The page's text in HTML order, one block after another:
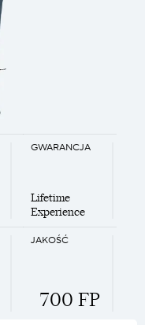
JAKOŚĆ
700 FP
GWARANCJA
Lifetime
Experience